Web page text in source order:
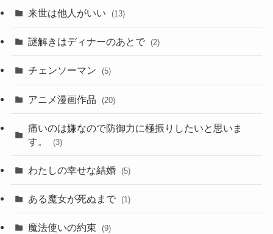
来世は他人がいい (13)
謎解きはディナーのあとで (2)
チェンソーマン (5)
アニメ漫画作品 (20)
痛いのは嫌なので防御力に極振りしたいと思いま
す。
(3)
わたしの幸せな結婚 (5)
ある魔女が死ぬまで (1)
魔法使いの約束 (9)